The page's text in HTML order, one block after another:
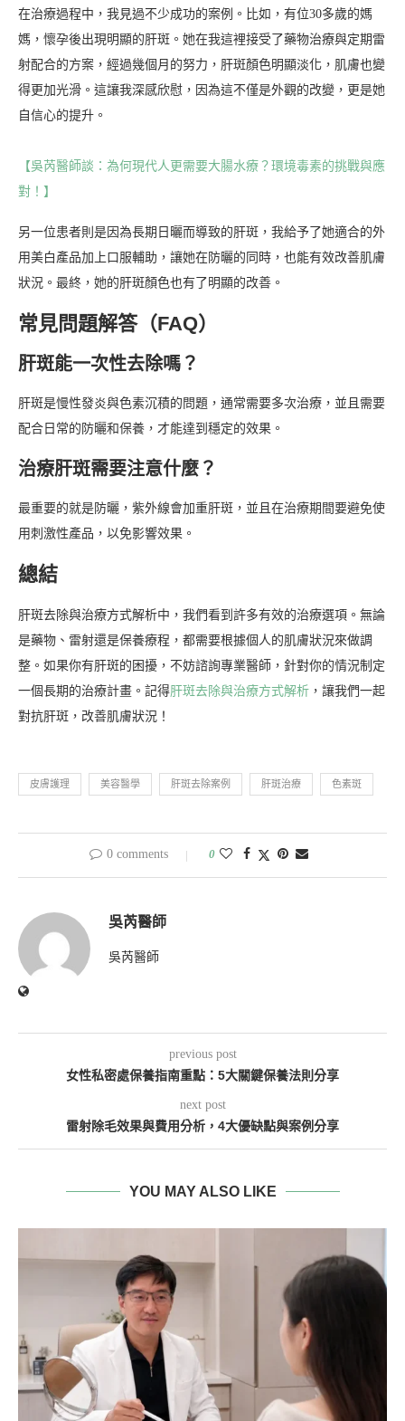
在治療過程中，我見過不少成功的案例。比如，有位30多歲的媽
媽，懷孕後出現明顯的肝斑。她在我這裡接受了藥物治療與定期雷
射配合的方案，經過幾個月的努力，肝斑顏色明顯淡化，肌膚也變
得更加光滑。這讓我深感欣慰，因為這不僅是外觀的改變，更是她
自信心的提升。
【吳芮醫師談：為何現代人更需要大腸水療？環境毒素的挑戰與應
對！】
另一位患者則是因為長期日曬而導致的肝斑，我給予了她適合的外
用美白產品加上口服輔助，讓她在防曬的同時，也能有效改善肌膚
狀況。最終，她的肝斑顏色也有了明顯的改善。
常見問題解答（FAQ）
肝斑能一次性去除嗎？
肝斑是慢性發炎與色素沉積的問題，通常需要多次治療，並且需要
配合日常的防曬和保養，才能達到穩定的效果。
治療肝斑需要注意什麼？
最重要的就是防曬，紫外線會加重肝斑，並且在治療期間要避免使
用刺激性產品，以免影響效果。
總結
肝斑去除與治療方式解析中，我們看到許多有效的治療選項。無論
是藥物、雷射還是保養療程，都需要根據個人的肌膚狀況來做調
整。如果你有肝斑的困擾，不妨諮詢專業醫師，針對你的情況制定
一個長期的治療計畫。記得肝斑去除與治療方式解析 ，讓我們一起
對抗肝斑，改善肌膚狀況！
皮膚護理 美容醫學 肝斑去除案例 肝斑治療 色素斑
0 comments 0
吳芮醫師
吳芮醫師
previous post
女性私密處保養指南重點：5大關鍵保養法則分享
next post
雷射除毛效果與費用分析，4大優缺點與案例分享
YOU MAY ALSO LIKE